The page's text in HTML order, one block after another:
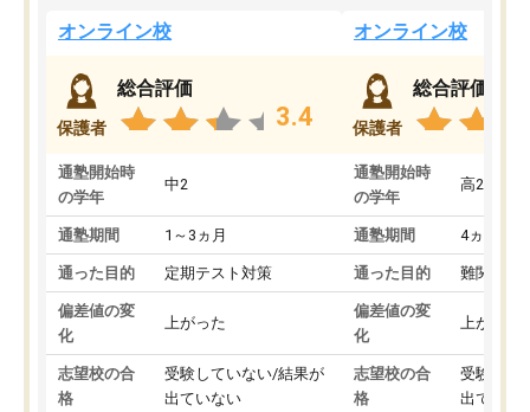
オンライン校
保護者
総合評価
3.4
通塾開始時
の学年
中2
通塾期間 1～3ヵ月
通った目的 定期テスト対策
偏差値の変
化
上がった
志望校の合
格
受験していない/結果が
出ていない
オンライン校
保護者
総合評価
通塾開始時
の学年
高2
通塾期間 4ヵ月～1
通った目的 難関私立
偏差値の変
化
上がった
志望校の合
格
受験して
出ていな